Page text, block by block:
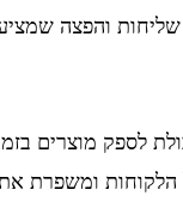
והפצה שמציעה
מוצרים בזמן
ומשפרת את